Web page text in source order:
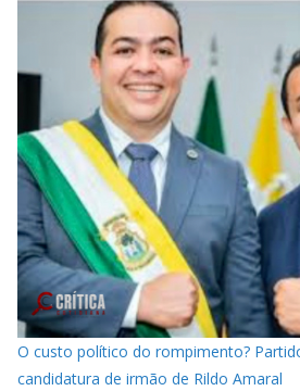
O custo político do rompimento?
candidatura de irmão de Rildo Amaral